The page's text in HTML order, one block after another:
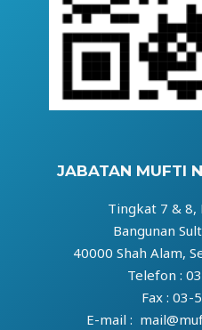
JABATAN MUFTI
Tingkat 7 & 8,
Bangunan
40000 Shah Alam,
Telefon :
Fax : 03-
E-mail :